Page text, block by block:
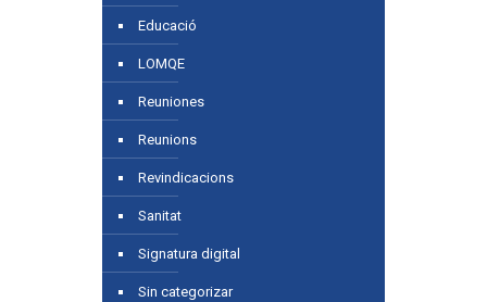
Educació
LOMQE
Reuniones
Reunions
Revindicacions
Sanitat
Signatura digital
Sin categorizar